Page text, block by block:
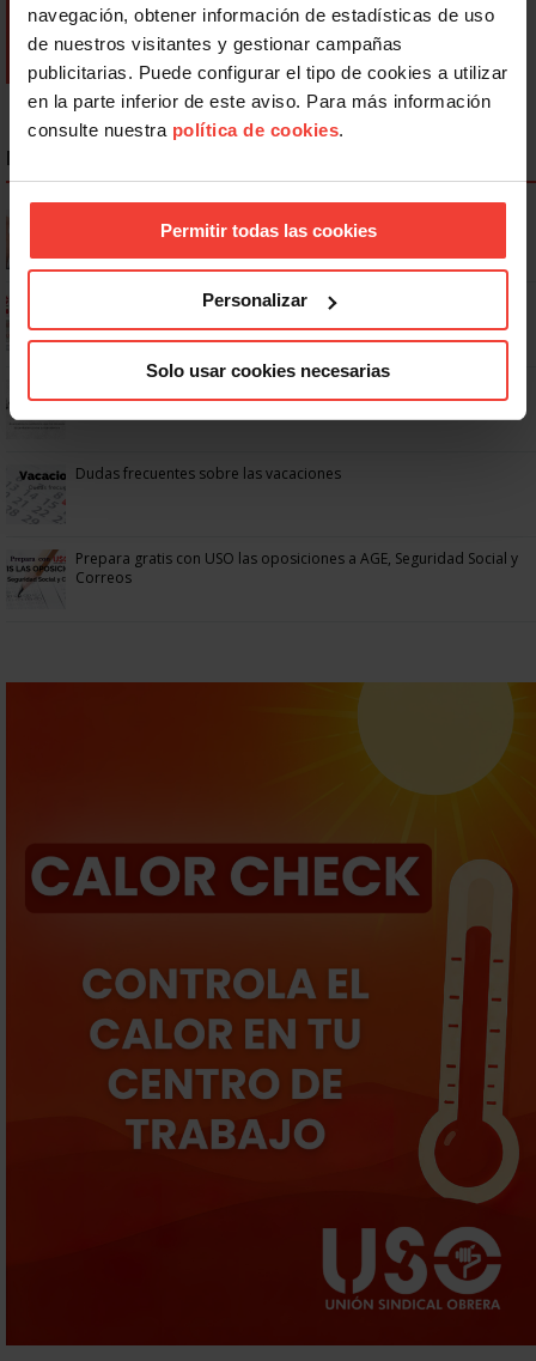
navegación, obtener información de estadísticas de uso
de nuestros visitantes y gestionar campañas
publicitarias. Puede configurar el tipo de cookies a utilizar
en la parte inferior de este aviso. Para más información
consulte nuestra política de cookies.
Permitir todas las cookies
Personalizar
Solo usar cookies necesarias
NOTICIAS MÁS LEÍDAS
anticipada por discapacidad
Ya os podéis descargar la app de USO
libre
Dudas frecuentes sobre las vacaciones
Prepara gratis con USO las oposiciones a AGE, Seguridad Social y
Correos